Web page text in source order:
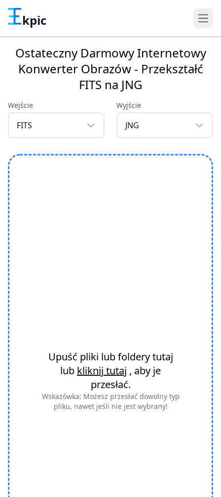
kpic
Ostateczny Darmowy Internetowy
Konwerter Obrazów - Przekształć
FITS na JNG
Wejście
FITS
Wyjście
JNG
Upuść pliki lub foldery tutaj
lub kliknij tutaj , aby je
przesłać.
Wskazówka: Możesz przesłać dowolny typ
pliku, nawet jeśli nie jest wybrany!